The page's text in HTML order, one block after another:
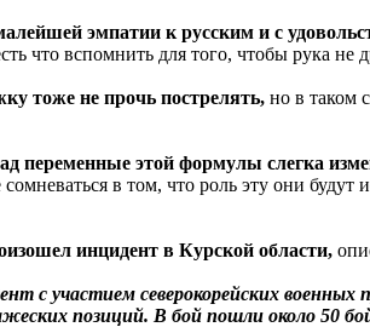
эмпатии к русским и с
что вспомнить для того, чтобы рука не
тоже не прочь пострелять, но в таком
переменные этой формулы слегка
в том, что роль эту они
инцидент в Курской области,
с участием северокорейских
позиций. В бой пошли около 50